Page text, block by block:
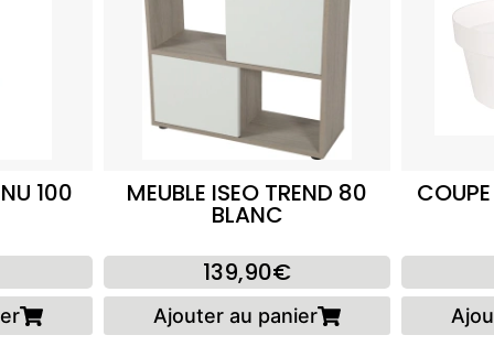
100 MEUBLE ISEO TREND 80
BLANC
139,90€
Ajouter au panier